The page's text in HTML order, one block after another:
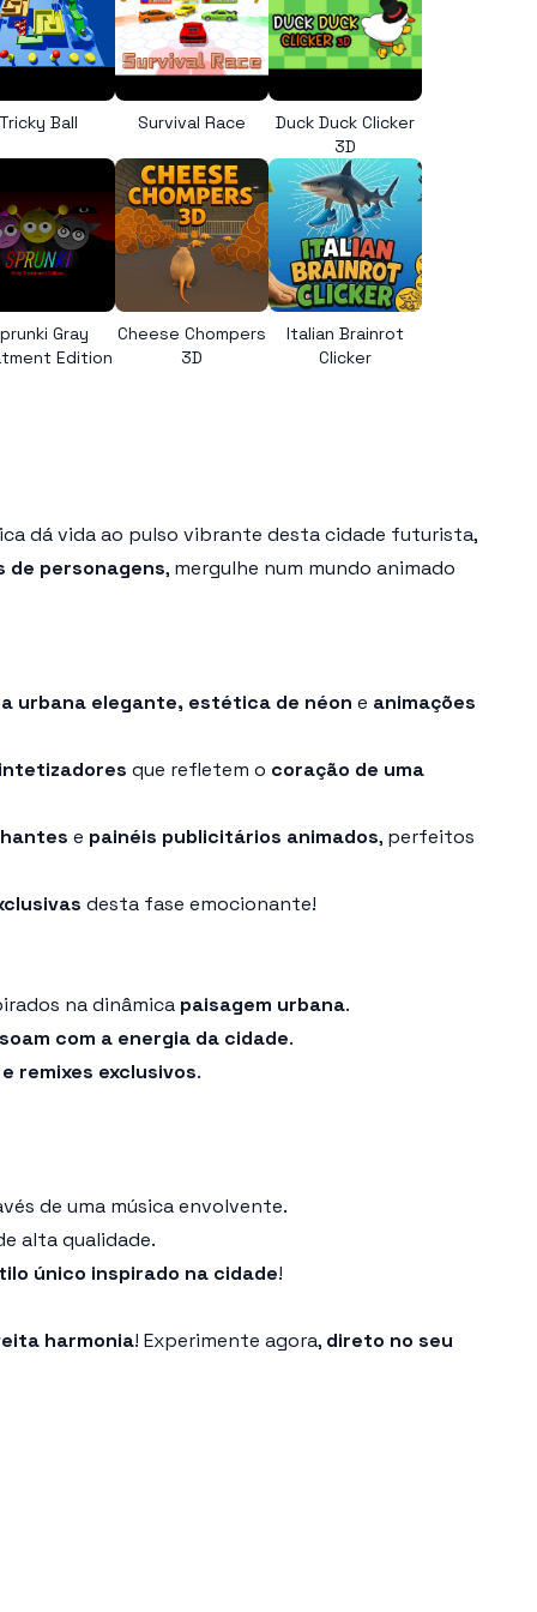
Tricky Ball Survival Race
Duck Duck Clicker
3D
Gray
Edition
Cheese Chompers
3D
Italian Brainrot
Clicker
dá vida ao pulso vibrante desta cidade futurista,
de personagens, mergulhe num mundo animado
urbana elegante, estética de néon e animações
que refletem o coração de uma
e painéis publicitários animados, perfeitos
desta fase emocionante!
na dinâmica paisagem urbana.
com a energia da cidade.
remixes exclusivos.
de uma música envolvente.
alta qualidade.
único inspirado na cidade!
harmonia! Experimente agora, direto no seu